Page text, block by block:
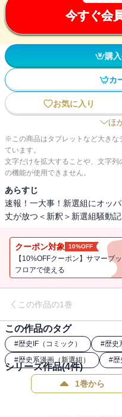
今すぐ会
購
カ
お気に入り
ほ
※この商品はタブレットなど大きな
ています。
文字だけを拡大することや、文字
の機能が使用できません。
あらすじ
速報！一大事！新選組にオッ
丈が放つ＜新釈＞新選組騒動記
クーポン対象 10%OFF
【10%OFFクーポン】サマーブ
フロアで使える
この作品の1巻
この作品のタグ
#歴史IF（コミック） #歴史
#歴史系漫画（新選組） #歴
シリーズ作品(4件)
1巻から